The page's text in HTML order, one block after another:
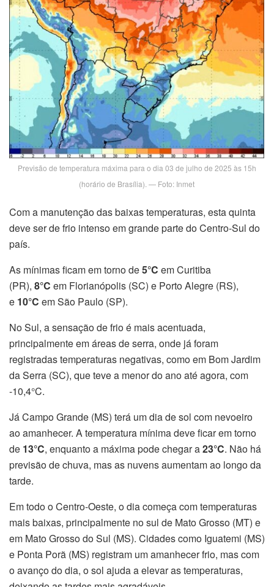
Previsão de temperatura máxima para o dia 03 de julho de 2025 às 15h
(horário de Brasília). — Foto: Inmet
Com a manutenção das baixas temperaturas, esta quinta
deve ser de frio intenso em grande parte do Centro-Sul do
país.
As mínimas ficam em torno de5°C em Curitiba
(PR), 8°C em Florianópolis (SC) e Porto Alegre (RS),
e 10°C em São Paulo (SP).
No Sul, a sensação de frio é mais acentuada,
principalmente em áreas de serra, onde já foram
registradas temperaturas negativas, como em Bom Jardim
da Serra (SC), que teve a menor do ano até agora, com
-10,4°C.
Já Campo Grande (MS) terá um dia de sol com nevoeiro
ao amanhecer. A temperatura mínima deve ficar em torno
de 13°C, enquanto a máxima pode chegar a23°C. Não há
previsão de chuva, mas as nuvens aumentam ao longo da
tarde.
Em todo o Centro-Oeste, o dia começa com temperaturas
mais baixas, principalmente no sul de Mato Grosso (MT) e
em Mato Grosso do Sul (MS). Cidades como Iguatemi (MS)
e Ponta Porã (MS) registram um amanhecer frio, mas com
o avanço do dia, o sol ajuda a elevar as temperaturas,